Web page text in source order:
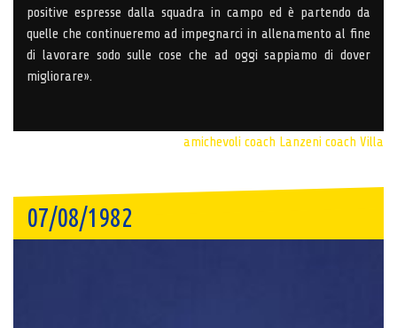
positive espresse dalla squadra in campo ed è partendo da
quelle che continueremo ad impegnarci in allenamento al fine
di lavorare sodo sulle cose che ad oggi sappiamo di dover
migliorare».
amichevoli coach Lanzeni coach Villa
07/08/1982